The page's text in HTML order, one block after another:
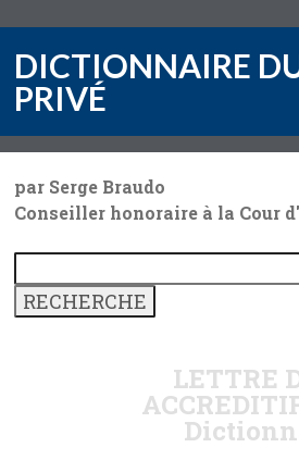
DICTIONNAIRE
PRIVÉ
par Serge Braudo
Conseiller honoraire à la Cour
LETTRE